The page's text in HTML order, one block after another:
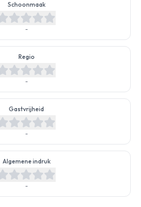
Schoonmaak
-
Regio
-
Gastvrijheid
-
Algemene indruk
-